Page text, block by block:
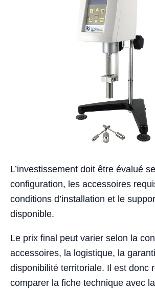
L’investissement doit être évalué
configuration, les accessoires
conditions d’installation et le
disponible.
Le prix final peut varier selon la
accessoires, la logistique, la
disponibilité territoriale. Il est donc
comparer la fiche technique avec